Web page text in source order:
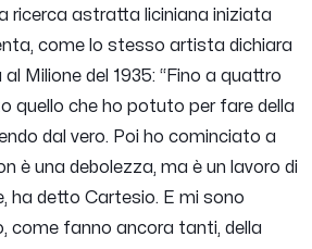
ricerca astratta liciniana iniziata
come lo stesso artista dichiara
Milione del 1935: “ Fino a quattro
quello che ho potuto per fare della
dal vero. Poi ho cominciato a
è una debolezza, ma è un lavoro di
ha detto Cartesio. E mi sono
come fanno ancora tanti, della